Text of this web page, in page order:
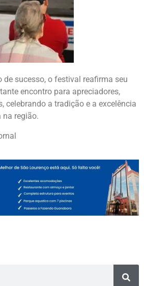
de sucesso, o festival reafirma seu
encontro para apreciadores,
celebrando a tradição e a excelência
região.